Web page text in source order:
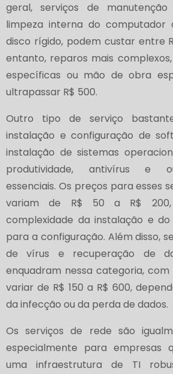
geral, serviços de
limpeza interna do
disco rígido, podem custar entre
entanto, reparos mais
específicas ou mão de obra
ultrapassar R$ 500.
Outro tipo de serviço
instalação e configuração de
instalação de sistemas
produtividade, antivírus e
essenciais. Os preços para esses
variam de R$ 50 a R$ 200,
complexidade da instalação e
para a configuração. Além disso,
de vírus e recuperação de
enquadram nessa categoria,
variar de R$ 150 a R$ 600,
da infecção ou da perda de dados.
Os serviços de rede são
especialmente para empresas
uma infraestrutura de TI